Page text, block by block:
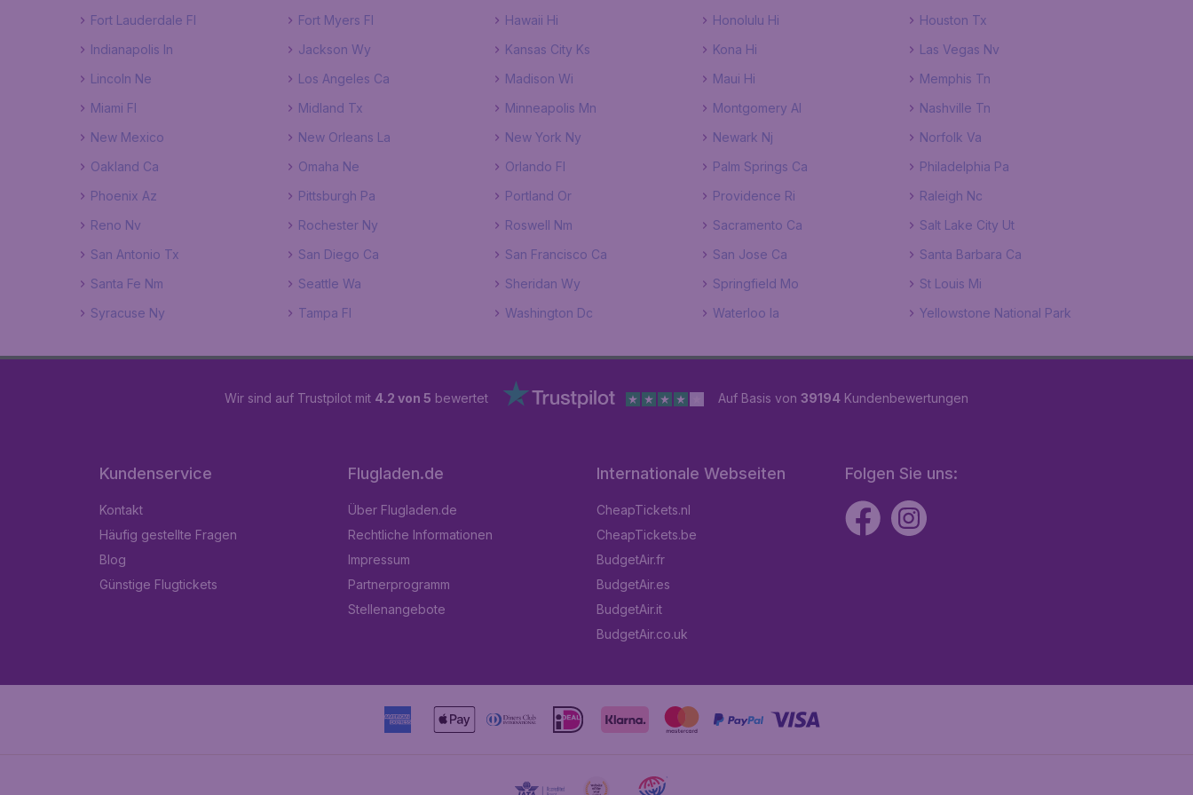
Fort Lauderdale Fl
Fort Myers Fl Hawaii Hi Honolulu Hi
Houston Tx
Indianapolis In
Jackson Wy Kansas City Ks Kona Hi
Las Vegas Nv
Lincoln Ne
Los Angeles Ca Madison Wi Maui Hi
Memphis Tn
Miami Fl
Midland Tx Minneapolis Mn Montgomery Al
Nashville Tn
New Mexico
New Orleans La New York Ny Newark Nj
Norfolk Va
Oakland Ca
Omaha Ne Orlando Fl Palm Springs Ca
Philadelphia Pa
Phoenix Az
Pittsburgh Pa Portland Or Providence Ri
Raleigh Nc
Reno Nv
Rochester Ny Roswell Nm Sacramento Ca
Salt Lake City Ut
San Antonio Tx
San Diego Ca San Francisco Ca San Jose Ca
Santa Barbara Ca
Santa Fe Nm
Seattle Wa Sheridan Wy Springfield Mo
St Louis Mi
Syracuse Ny
Tampa Fl Washington Dc Waterloo Ia Yellowstone National Park
Wir sind auf Trustpilot mit 4.2 von 5 bewertet Auf Basis von 39194 Kundenbewertungen
Kundenservice
Kontakt
Häufig gestellte Fragen
Blog
Günstige Flugtickets
Flugladen.de
Über Flugladen.de
Rechtliche Informationen
Impressum
Partnerprogramm
Stellenangebote
Internationale Webseiten
CheapTickets.nl
CheapTickets.be
BudgetAir.fr
BudgetAir.es
BudgetAir.it
BudgetAir.co.uk
Folgen Sie uns: